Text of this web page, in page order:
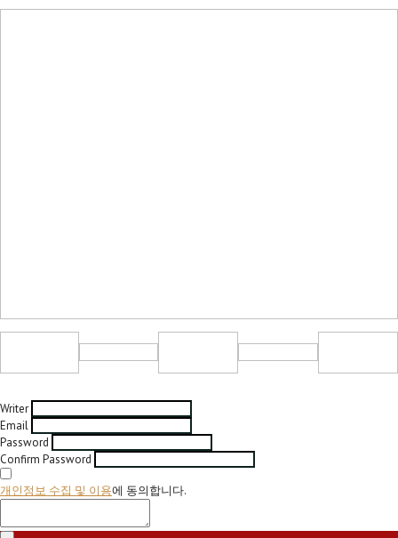
Writer
Email
Password
Confirm Password
개인정보 수집 및 이용에 동의합니다.